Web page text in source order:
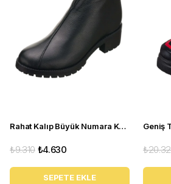
Rahat Kalıp Büyük Numara Kadın BOT YSM06 Siyah
₺4.630
₺9.310
SEPETE EKLE